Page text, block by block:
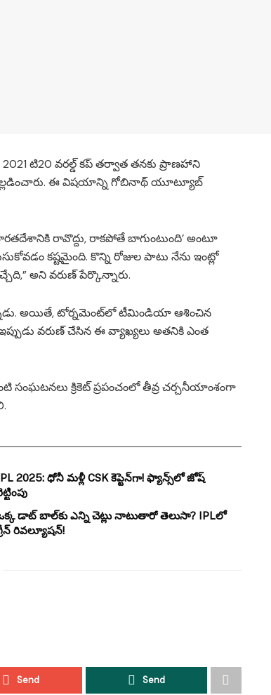
2021 టి20 వరల్డ్ కప్ తర్వాత తనకు ప్రాణహాని
ఈ విషయాన్ని గోబినాథ్ యూట్యూబ్
రావొద్దు, రాకపోతే బాగుంటుంది’ అంటూ
కష్టమైంది. కొన్ని రోజుల పాటు నేను ఇంట్లో
అని వరుణ్ పేర్కొన్నారు.
అయితే, టోర్నమెంట్‌లో టీమిండియా ఆశించిన
వరుణ్ చేసిన ఈ వ్యాఖ్యలు అతనికి ఎంత
సంఘటనలు క్రికెట్ ప్రపంచంలో తీవ్ర చర్చనీయాంశంగా
2025: ధోనీ మళ్లీ CSK కెప్టెన్‌గా! ఫ్యాన్స్‌లో జోష్
డాట్ బాల్‌కు ఎన్ని చెట్లు నాటుతారో తెలుసా? IPLలో
రివల్యూషన్!
Send Send